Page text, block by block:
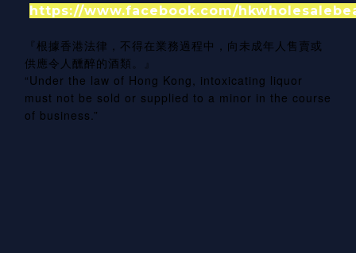
https://www.facebook.com/
『根據香港法律，不得在業務過程中，向未成年人售賣或
供應令人醺醉的酒類。』
“Under the law of Hong Kong, intoxicating liquor
must not be sold or supplied to a minor in the course
of business.”